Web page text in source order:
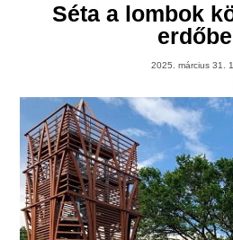
Séta a lombok
2025. március 31.